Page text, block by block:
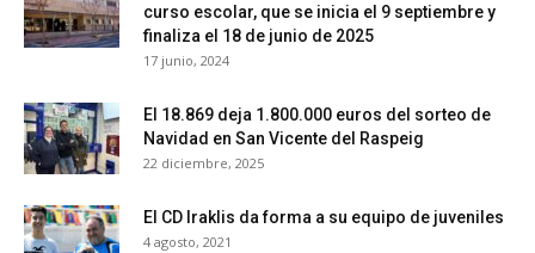
curso escolar, que se inicia el 9 septiembre y
finaliza el 18 de junio de 2025
17 junio, 2024
El 18.869 deja 1.800.000 euros del sorteo de
Navidad en San Vicente del Raspeig
22 diciembre, 2025
El CD Iraklis da forma a su equipo de juveniles
4 agosto, 2021